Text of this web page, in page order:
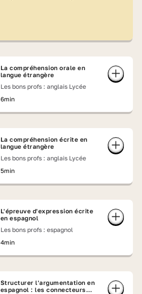
La compréhension orale en
langue étrangère
Les bons profs : anglais Lycée
6min
La compréhension écrite en
langue étrangère
Les bons profs : anglais Lycée
5min
L'épreuve d'expression écrite
en espagnol
Les bons profs : espagnol
4min
Structurer l'argumentation en
espagnol : les connecteurs